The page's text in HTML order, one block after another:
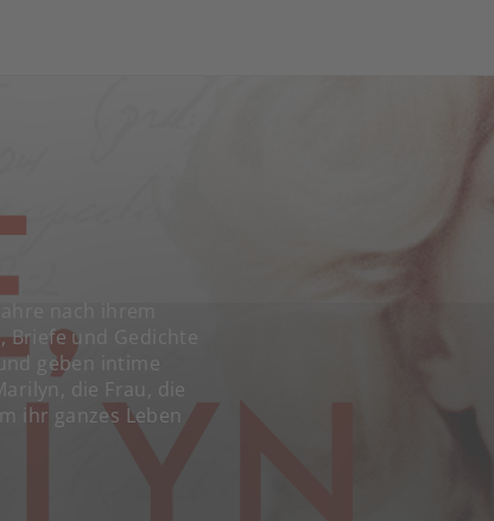
nach ihrem
Briefe und Gedichte
geben intime
die Frau, die
ihr ganzes Leben